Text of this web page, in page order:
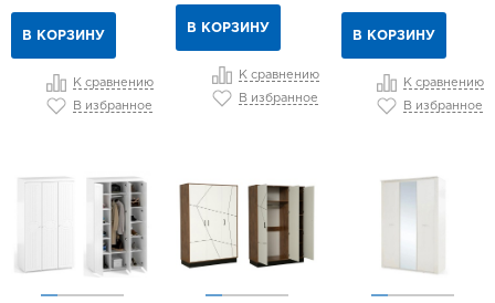
В КОРЗИНУ
К сравнению
В избранное
В КОРЗИНУ
К сравнению
В избранное
В КОРЗИНУ
К сравнению
В избранное